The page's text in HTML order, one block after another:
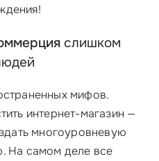
слишком
мифов.
интернет-магазин —
многоуровневую
На самом деле все